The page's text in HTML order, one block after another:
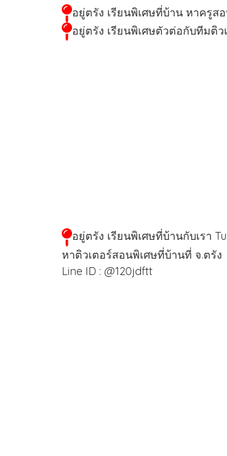
อยู่ตรัง เรียนพิเศษที่บ้าน หาครู
อยู่ตรัง เรียนพิเศษตัวต่อกับทีมติ
อยู่ตรัง เรียนพิเศษที่บ้านกับเรา
หาติวเตอร์สอนพิเศษที่บ้านที่ จ.ตรัง
Line ID : @120jdftt